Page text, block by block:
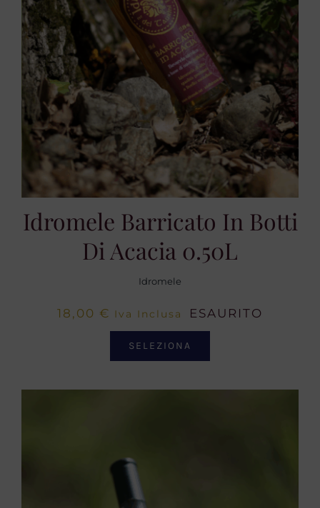
Idromele Barricato In Botti
Di Acacia 0.50L
Idromele
18,00 € Iva Inclusa ESAURITO
SELEZIONA